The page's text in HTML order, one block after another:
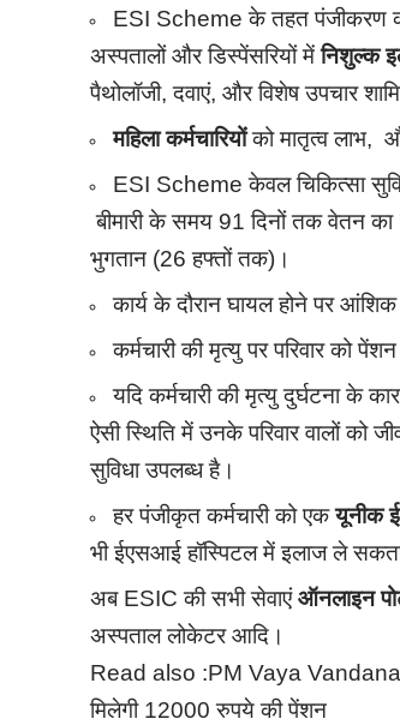
ESI Scheme के तहत पंजीकरण
अस्पतालों और डिस्पेंसरियों मेंनिशुल्क
पैथोलॉजी, दवाएं, और विशेष उपचार
महिला कर्मचारियोंको मातृत्व लाभ,
ESI Scheme केवल चिकित्सा
बीमारी के समय 91 दिनों तक वेतन का
भुगतान (26 हफ्तों तक)।
कार्य के दौरान घायल होने पर
कर्मचारी की मृत्यु पर परिवार को
यदि कर्मचारी की मृत्यु दुर्घटना के
ऐसी स्थिति में उनके परिवार वालों को
सुविधा उपलब्ध है।
हर पंजीकृत कर्मचारी को एकयूनीक
भी ईएसआई हॉस्पिटल में इलाज ले
अब ESIC की सभी सेवाएंऑनलाइन
अस्पताल लोकेटर आदि।
Read also :PM Vaya Vandana
मिलेगी 12000 रुपये की पेंशन